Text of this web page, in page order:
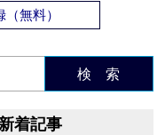
無料）
検 索
着記事